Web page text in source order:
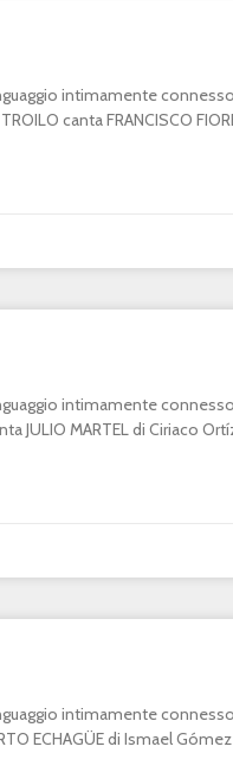
intimamente
canta FRANCISCO
intimamente
JULIO MARTEL di Ciriaco
intimamente
ECHAGÜE di Ismael